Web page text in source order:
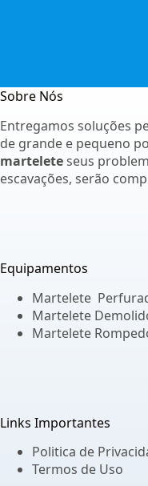
Sobre Nós
Entregamos soluções
de grande e pequeno
marteleteseus
escavações, serão
Equipamentos
Martelete
Martelete
Martelete
Links Importantes
Politica de
Termos de Uso